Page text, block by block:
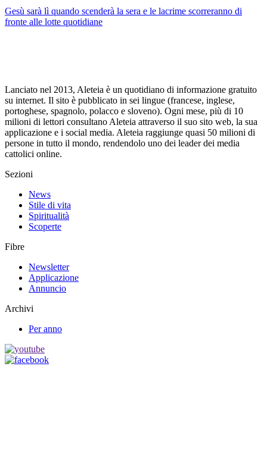
Gesù sarà lì quando scenderà la sera e le lacrime scorreranno di
fronte alle lotte quotidiane
Lanciato nel 2013, Aleteia è un quotidiano di informazione gratuito
su internet. Il sito è pubblicato in sei lingue (francese, inglese,
portoghese, spagnolo, polacco e sloveno). Ogni mese, più di 10
milioni di lettori consultano Aleteia attraverso il suo sito web, la sua
applicazione e i social media. Aleteia raggiunge quasi 50 milioni di
persone in tutto il mondo, rendendolo uno dei leader dei media
cattolici online.
Sezioni
News
Stile di vita
Spiritualità
Scoperte
Fibre
Newsletter
Applicazione
Annuncio
Archivi
Per anno